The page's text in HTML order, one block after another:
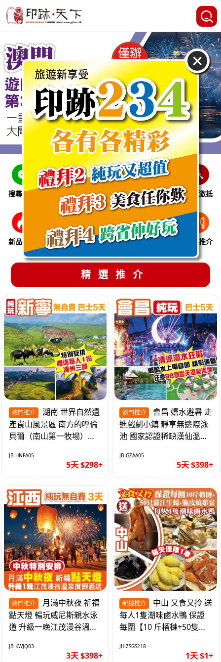
搜尋線路 跨省巴士 即時特惠 休閒娛樂 會員激抵
新品推介 季節限定 溫泉養生 買一送一 美食推介
精選推介
熱門推介
產崀山風景區 南方的呼倫
貝爾（南山第一牧場）夜
巴士5天
JB-HNFA05
5天 $298+
熱門推介
進戲劇小鎮 靜享無邊際泳
池 國家認證稀缺漢仙溫泉
天
JB-GZAA05
5天 $398+
熱門推介
點天燈 暢玩威尼斯親水泳
道 升級一晚江茂漫谷溫泉
純玩3天
JB-KWJQ03
3天 $398+
新線推介
每人1隻潮味鹵水鴨 保證
每圍【10 斤榴槤+50隻湛
1天
JH-ZSGS218
1天 $1+